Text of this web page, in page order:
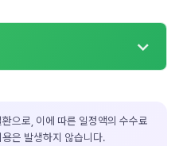
으로, 이에 따른 일정액의 수수료
은 발생하지 않습니다.